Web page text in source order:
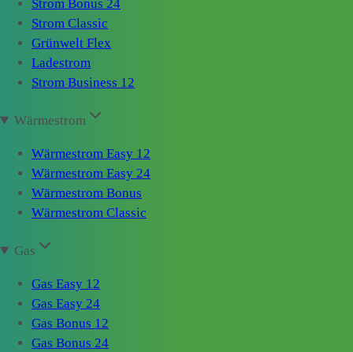
Strom Bonus 24
Strom Classic
Grünwelt Flex
Ladestrom
Strom Business 12
Wärmestrom
Wärmestrom Easy 12
Wärmestrom Easy 24
Wärmestrom Bonus
Wärmestrom Classic
Gas
Gas Easy 12
Gas Easy 24
Gas Bonus 12
Gas Bonus 24